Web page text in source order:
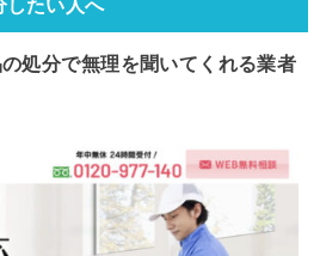
処分で無理を聞いてくれる業者